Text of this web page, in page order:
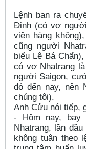
Lệnh ban ra
Định (có vợ
viên hàng
cũng người
biểu Lê Bá
có vợ Nhatrang
người Saigon,
đó đến nay, nên
chúng tôi).
Anh Cửu nói tiếp,
- Hôm nay,
Nhatrang, lần
không tuân theo